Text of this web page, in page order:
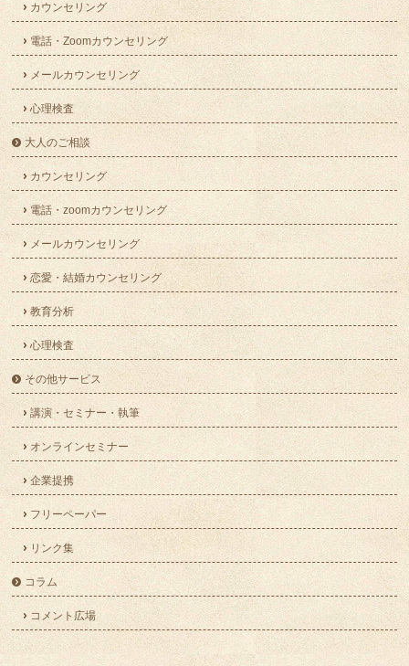
カウンセリング
電話・Zoomカウンセリング
メールカウンセリング
心理検査
大人のご相談
カウンセリング
電話・zoomカウンセリング
メールカウンセリング
恋愛・結婚カウンセリング
教育分析
心理検査
その他サービス
講演・セミナー・執筆
オンラインセミナー
企業提携
フリーペーパー
リンク集
コラム
コメント広場